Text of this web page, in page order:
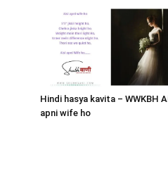
Hindi hasya kavita – WWKBH
apni wife ho